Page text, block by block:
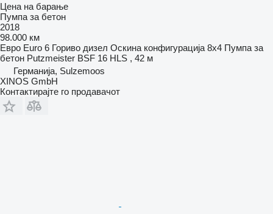
Цена на барање
Пумпа за бетон
2018
98.000 км
Евро Euro 6 Гориво дизел Оскина конфигурација 8x4 Пумпа за
бетон Putzmeister BSF 16 HLS , 42 м
Германија, Sulzemoos
XINOS GmbH
Контактирајте го продавачот